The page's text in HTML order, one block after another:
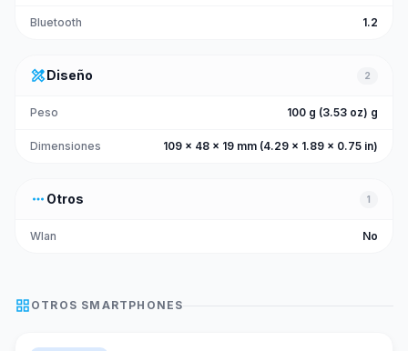
Bluetooth 1.2
design_servicesDiseño 2
Peso 100 g (3.53 oz) g
Dimensiones 109 x 48 x 19 mm (4.29 x 1.89 x 0.75 in)
more_horiz Otros 1
Wlan No
grid_view OTROS SMARTPHONES